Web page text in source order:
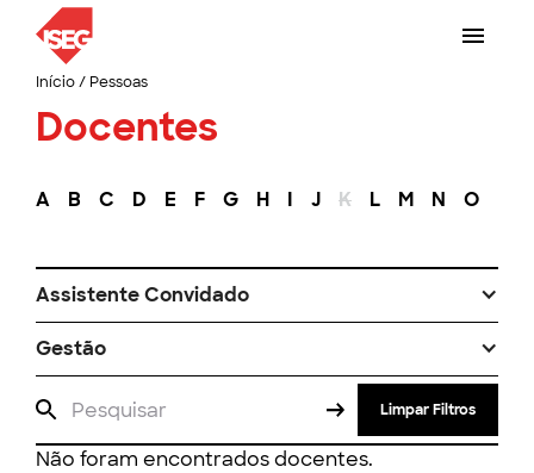
Início/ Pessoas
Docentes
A B C D E F G H I J K L M N O
Assistente Convidado
Gestão
Limpar Filtros
Não foram encontrados docentes.